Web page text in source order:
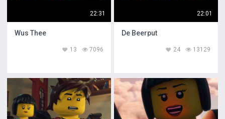
22:31
Wus Thee
7096
13
22:01
De Beerput
13129
24